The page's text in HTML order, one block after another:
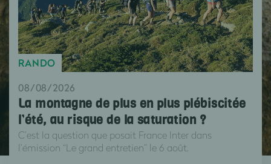
RANDO
08/08/2026
La montagne de plus en plus plébiscitée
l’été, au risque de la saturation ?
C’est la question que posait France Inter dans
l’émission “Le grand entretien” le 6 août.